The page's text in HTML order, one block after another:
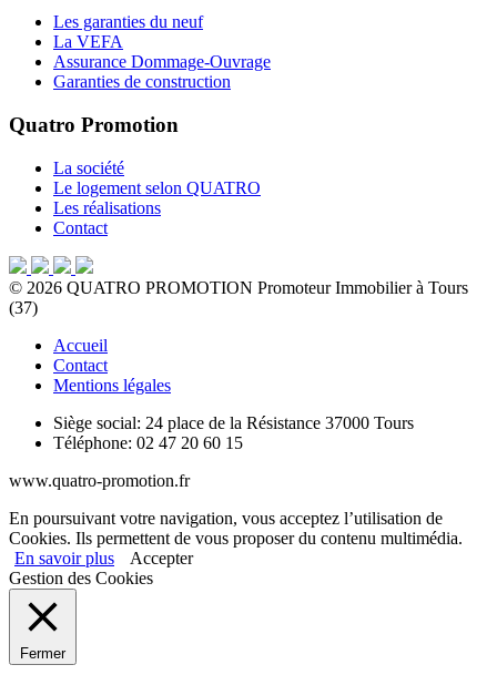
Les garanties du neuf
La VEFA
Assurance Dommage-Ouvrage
Garanties de construction
Quatro Promotion
La société
Le logement selon QUATRO
Les réalisations
Contact
© 2026 QUATRO PROMOTION Promoteur Immobilier à Tours
(37)
Accueil
Contact
Mentions légales
Siège social: 24 place de la Résistance 37000 Tours
Téléphone: 02 47 20 60 15
www.quatro-promotion.fr
En poursuivant votre navigation, vous acceptez l’utilisation de
Cookies. Ils permettent de vous proposer du contenu multimédia.
En savoir plus
Accepter
Gestion des Cookies
Fermer